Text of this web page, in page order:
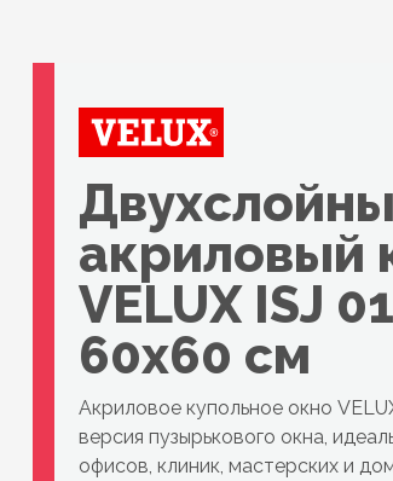
акриловый
VELUX ISJ
60x60 см
Акриловое купольное окно
версия пузырькового окна,
офисов, клиник, мастерских и